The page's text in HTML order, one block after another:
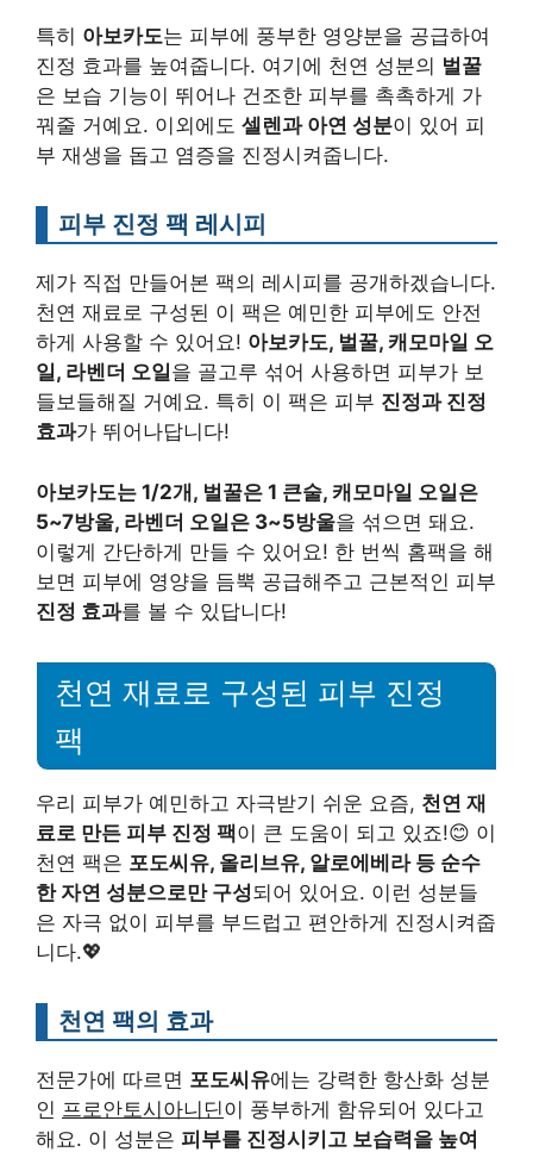
특히 아보카도는 피부에 풍부한 영양분을 공급하여
진정 효과를 높여줍니다. 여기에 천연 성분의 벌꿀
은 보습 기능이 뛰어나 건조한 피부를 촉촉하게 가
꿔줄 거예요. 이외에도 셀렌과 아연 성분이 있어 피
부 재생을 돕고 염증을 진정시켜줍니다.
피부 진정 팩 레시피
제가 직접 만들어본 팩의 레시피를 공개하겠습니다.
천연 재료로 구성된 이 팩은 예민한 피부에도 안전
하게 사용할 수 있어요! 아보카도, 벌꿀, 캐모마일 오
일, 라벤더 오일을 골고루 섞어 사용하면 피부가 보
들보들해질 거예요. 특히 이 팩은 피부 진정과 진정
효과가 뛰어나답니다!
아보카도는 1/2개, 벌꿀은 1 큰술, 캐모마일 오일은
5~7방울, 라벤더 오일은 3~5방울을 섞으면 돼요.
이렇게 간단하게 만들 수 있어요! 한 번씩 홈팩을 해
보면 피부에 영양을 듬뿍 공급해주고 근본적인 피부
진정 효과를 볼 수 있답니다!
천연 재료로 구성된 피부 진정
팩
우리 피부가 예민하고 자극받기 쉬운 요즘, 천연 재
료로 만든 피부 진정 팩이 큰 도움이 되고 있죠!😊 이
천연 팩은 포도씨유, 올리브유, 알로에베라 등 순수
한 자연 성분으로만 구성되어 있어요. 이런 성분들
은 자극 없이 피부를 부드럽고 편안하게 진정시켜줍
니다.💖
천연 팩의 효과
전문가에 따르면 포도씨유에는 강력한 항산화 성분
인 프로안토시아니딘이 풍부하게 함유되어 있다고
해요. 이 성분은 피부를 진정시키고 보습력을 높여